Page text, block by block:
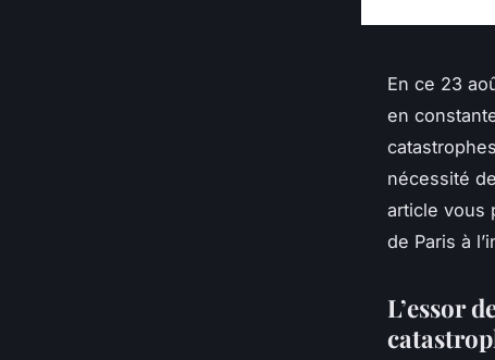
En ce 23
en
nécessité
article vous
de Paris à
L’essor